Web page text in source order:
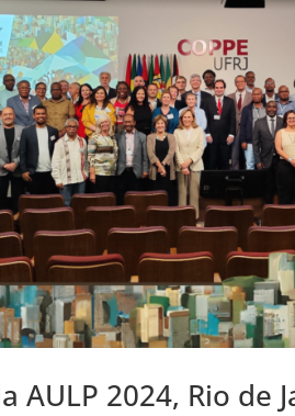
AULP 2024, Rio de